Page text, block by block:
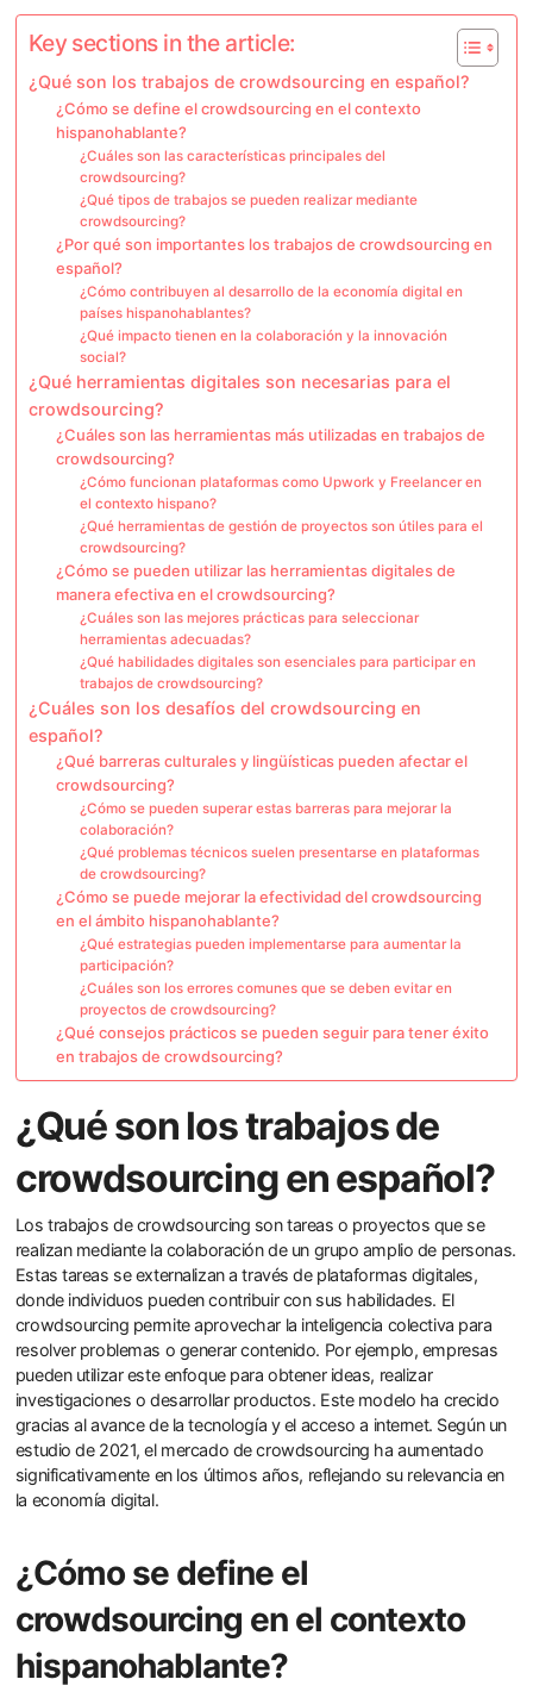
Key sections in the article:
¿Qué son los trabajos de crowdsourcing en español?
¿Cómo se define el crowdsourcing en el contexto
hispanohablante?
¿Cuáles son las características principales del
crowdsourcing?
¿Qué tipos de trabajos se pueden realizar mediante
crowdsourcing?
¿Por qué son importantes los trabajos de crowdsourcing en
español?
¿Cómo contribuyen al desarrollo de la economía digital en
países hispanohablantes?
¿Qué impacto tienen en la colaboración y la innovación
social?
¿Qué herramientas digitales son necesarias para el
crowdsourcing?
¿Cuáles son las herramientas más utilizadas en trabajos de
crowdsourcing?
¿Cómo funcionan plataformas como Upwork y Freelancer en
el contexto hispano?
¿Qué herramientas de gestión de proyectos son útiles para el
crowdsourcing?
¿Cómo se pueden utilizar las herramientas digitales de
manera efectiva en el crowdsourcing?
¿Cuáles son las mejores prácticas para seleccionar
herramientas adecuadas?
¿Qué habilidades digitales son esenciales para participar en
trabajos de crowdsourcing?
¿Cuáles son los desafíos del crowdsourcing en
español?
¿Qué barreras culturales y lingüísticas pueden afectar el
crowdsourcing?
¿Cómo se pueden superar estas barreras para mejorar la
colaboración?
¿Qué problemas técnicos suelen presentarse en plataformas
de crowdsourcing?
¿Cómo se puede mejorar la efectividad del crowdsourcing
en el ámbito hispanohablante?
¿Qué estrategias pueden implementarse para aumentar la
participación?
¿Cuáles son los errores comunes que se deben evitar en
proyectos de crowdsourcing?
¿Qué consejos prácticos se pueden seguir para tener éxito
en trabajos de crowdsourcing?
¿Qué son los trabajos de
crowdsourcing en español?
Los trabajos de crowdsourcing son tareas o proyectos que se
realizan mediante la colaboración de un grupo amplio de personas.
Estas tareas se externalizan a través de plataformas digitales,
donde individuos pueden contribuir con sus habilidades. El
crowdsourcing permite aprovechar la inteligencia colectiva para
resolver problemas o generar contenido. Por ejemplo, empresas
pueden utilizar este enfoque para obtener ideas, realizar
investigaciones o desarrollar productos. Este modelo ha crecido
gracias al avance de la tecnología y el acceso a internet. Según un
estudio de 2021, el mercado de crowdsourcing ha aumentado
significativamente en los últimos años, reflejando su relevancia en
la economía digital.
¿Cómo se define el
crowdsourcing en el contexto
hispanohablante?